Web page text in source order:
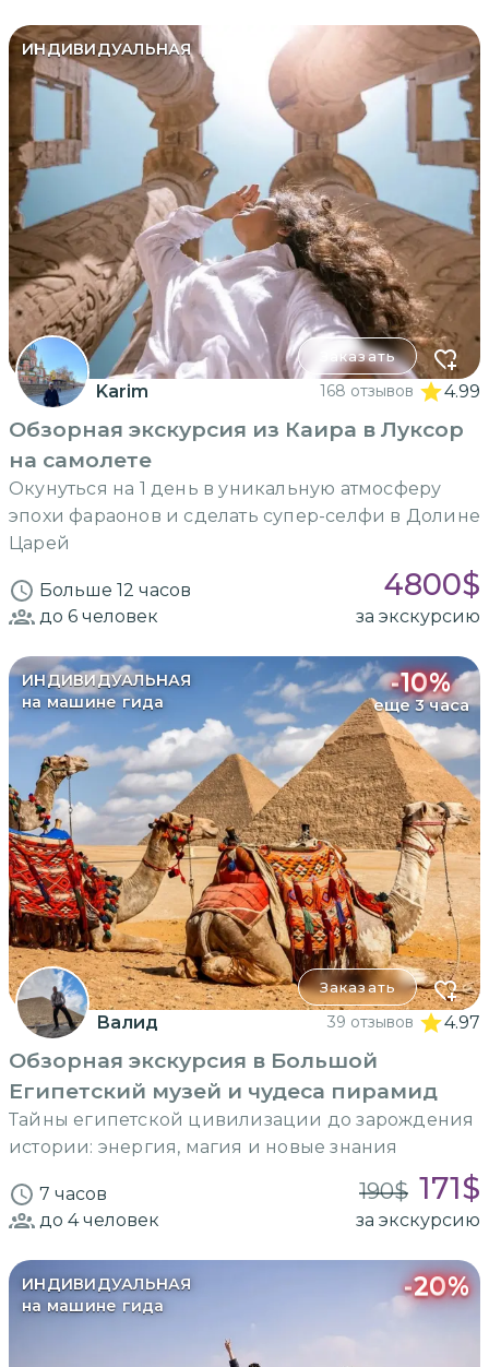
ИНДИВИДУАЛЬНАЯ
Заказать
Karim 168 отзывов 4.99
Обзорная экскурсия из Каира в Луксор
на самолете
Окунуться на 1 день в уникальную атмосферу
эпохи фараонов и сделать супер-селфи в Долине
Царей
Больше 12 часов 4800$
до 6 человек за экскурсию
ИНДИВИДУАЛЬНАЯ
на машине гида
-10%
еще 3 часа
Заказать
Валид 39 отзывов 4.97
Обзорная экскурсия в Большой
Египетский музей и чудеса пирамид
Тайны египетской цивилизации до зарождения
истории: энергия, магия и новые знания
7 часов 190$ 171$
до 4человек за экскурсию
ИНДИВИДУАЛЬНАЯ
на машине гида
-20%